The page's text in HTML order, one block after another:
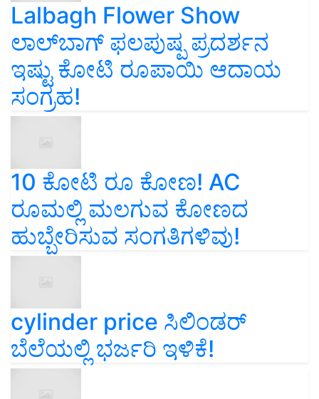
Lalbagh Flower Show
ಲಾಲ್‌ಬಾಗ್ ಫಲಪುಷ್ಪ ಪ್ರದರ್ಶನ
ಇಷ್ಟು ಕೋಟಿ ರೂಪಾಯಿ ಆದಾಯ
ಸಂಗ್ರಹ!
10 ಕೋಟಿ ರೂ ಕೋಣ! AC
ರೂಮಲ್ಲಿ ಮಲಗುವ ಕೋಣದ
ಹುಬ್ಬೇರಿಸುವ ಸಂಗತಿಗಳಿವು!
cylinder price ಸಿಲಿಂಡರ್‌
ಬೆಲೆಯಲ್ಲಿ ಭರ್ಜರಿ ಇಳಿಕೆ!